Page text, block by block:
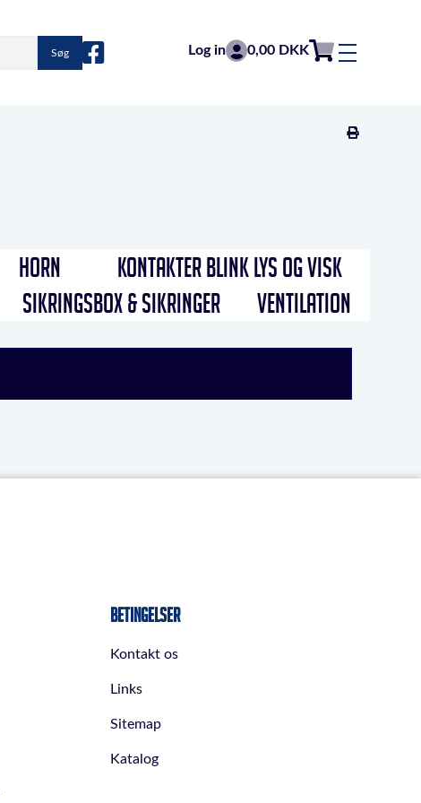
Søg Log in 0,00 DKK
HORN
KONTAKTER BLINK LYS OG VISK
SIKRINGSBOX & SIKRINGER VENTILATION
Betingelser
Kontakt os
Links
Sitemap
Katalog